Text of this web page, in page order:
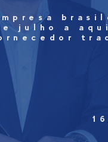
julho a